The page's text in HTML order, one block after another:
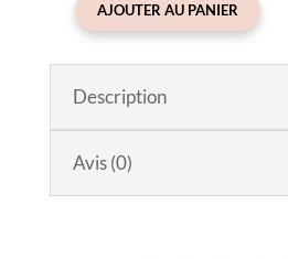
quantité
d'activités
Spring
Garden
AJOUTER AU PANIER
Description
Avis (0)